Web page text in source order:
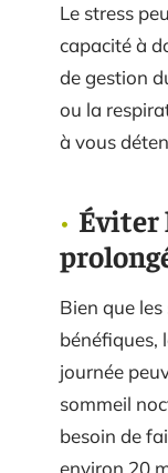
Le stress
capacité à
de gestion
ou la
à vous
Éviter
Bien que
bénéfiques,
journée
sommeil
besoin de
environ 20